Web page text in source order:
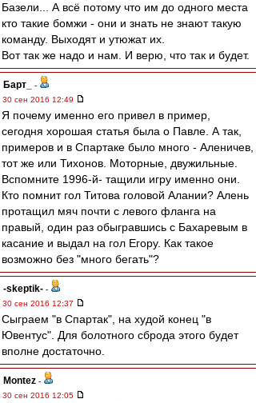
Базели... А всё потому что им до одного места
кто такие бомжи - они и знать не знают такую
команду. Выходят и утюжат их.
Вот так же надо и нам. И верю, что так и будет.
Барт_
-
30 сен 2016 12:49
Я почему именно его привел в пример,
сегодня хорошая статья была о Павле. А так,
примеров и в Спартаке было много - Аленичев,
тот же или Тихонов. Моторные, двужильные.
Вспомните 1996-й- тащили игру именно они.
Кто помнит гол Титова головой Алании? Алень
протащил мяч почти с левого фланга на
правый, один раз обыгравшись с Бахаревым в
касание и выдал на гол Егору. Как такое
возможно без "много бегать"?
-skeptik- -
30 сен 2016 12:37
Сыграем "в Спартак", на худой конец "в
Ювентус". Для болотного сброда этого будет
вполне достаточно.
Montez -
30 сен 2016 12:05